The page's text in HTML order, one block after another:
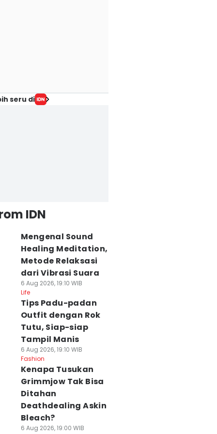
seru di
IDN
Mengenal Sound
Healing Meditation,
Metode Relaksasi
dari Vibrasi Suara
6 Aug 2026, 19:10 WIB
Life
Tips Padu-padan
Outfit dengan Rok
Tutu, Siap-siap
Tampil Manis
6 Aug 2026, 19:10 WIB
Fashion
Kenapa Tusukan
Grimmjow Tak Bisa
Ditahan
Deathdealing Askin
Bleach?
6 Aug 2026, 19:00 WIB